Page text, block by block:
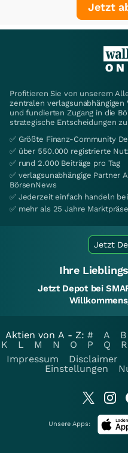
Jetzt
Profitieren Sie von unserem
zentralen
und fundierten Zugang in die
strategische Entscheidungen
✅ Größte Finanz-Community
✅ über 550.000 registrierte
✅ rund 2.000 Beiträge pro Tag
✅ verlagsunabhängige Partner
BörsenNews
✅ Jederzeit einfach handeln
✅ mehr als 25 Jahre
Jetzt
Ihre
Jetzt Depot bei
Aktien von A - Z: # A B
K
L M N O P Q R
Impressum
Disclaimer
Einstellungen
Unsere Apps: